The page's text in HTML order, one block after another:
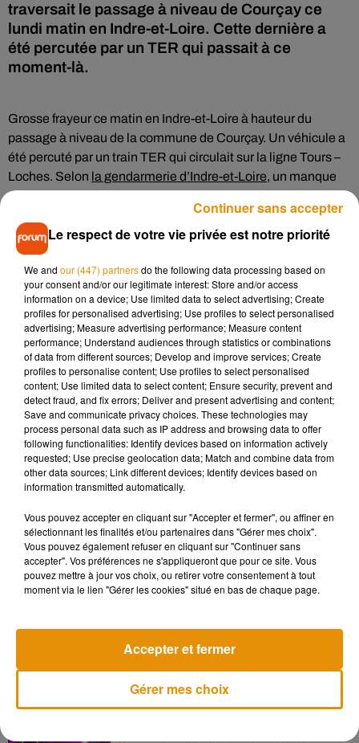
traversait le passage à niveau de Courçay ce
lundi matin en Indre-et-Loire. Cette dernière a
été percutée par un TER qui passait à ce
moment-là.
Grosse frayeur ce matin en Indre-et-Loire à hauteur du
passage à niveau de la commune de Courçay. Un véhicule a
été percuté par un train TER qui circulait sur la ligne Tours –
Loches. Selon la gendarmerie d’Indre-et-Loire, un manque
de visibilité lié au brouillard serait à l’origine de l’accident. Il
faut dire qu’aucune barrière de sécurité n’est installée à cet
endroit, simplement un panneau « Stop ». La conductrice du
véhicule a été légèrement blessée et transportée à l’hôpital
de Tours. Les passagers du TER s’en sont sortis indemnes et
ont été évacués par bus.
Musique
7 août 2026
Madonna sort enfin le remix de « Love
Sensation » avec Kylie Minogue
7 août 2026
Angèle et Amélie Lens dévoilent leur
collaboration tant attendue
Pomme emprunte le décor de l’émission
« Loups Garous » pour son...
Le respect de votre vie privée est notre priorité
We and our (447) partnersdo the following data processing based on
your consent and/or our legitimate interest: Store and/or access
information on a device; Use limited data to select advertising; Create
profiles for personalised advertising; Use profiles to select personalised
advertising; Measure advertising performance; Measure content
performance; Understand audiences through statistics or combinations
of data from different sources; Develop and improve services; Create
profiles to personalise content; Use profiles to select personalised
content; Use limited data to select content; Ensure security, prevent and
detect fraud, and fix errors; Deliver and present advertising and content;
Save and communicate privacy choices. These technologies may
process personal data such as IP address and browsing data to offer
following functionalities: Identify devices based on information actively
requested; Use precise geolocation data; Match and combine data from
other data sources; Link different devices; Identify devices based on
information transmitted automatically.
Vous pouvez accepter en cliquant sur "Accepter et fermer", ou affiner en
sélectionnant les finalités et/ou partenaires dans "Gérer mes choix".
Vous pouvez également refuser en cliquant sur "Continuer sans
accepter". Vos préférences ne s'appliqueront que pour ce site. Vous
pouvez mettre à jour vos choix, ou retirer votre consentement à tout
moment via le lien "Gérer les cookies" situé en bas de chaque page.
Gérer mes choix
Accepter et fermer
Continuer sans accepter